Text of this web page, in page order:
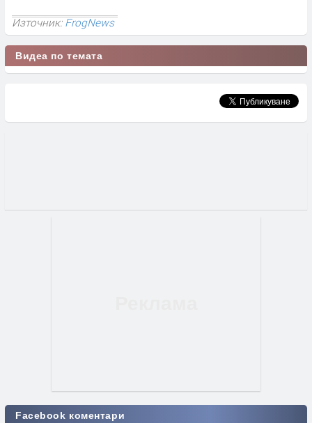
Източник:FrogNews
Видеа по темата
Facebook коментари